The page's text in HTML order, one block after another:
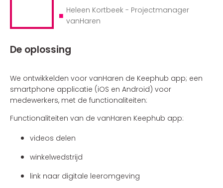
■ Heleen Kortbeek - Projectmanager
vanHaren
De oplossing
We ontwikkelden voor vanHaren de Keephub app; een
smartphone applicatie (iOS en Android) voor
medewerkers, met de functionaliteiten:
Functionaliteiten van de vanHaren Keephub app:
videos delen
winkelwedstrijd
link naar digitale leeromgeving